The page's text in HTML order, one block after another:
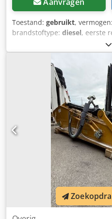
Toestand: gebruikt, vermogen:
brandstoftype: diesel, eerste
, bedrijfsturen:
met draaikop EGSON – motor
voor extra functies –
steunpoten – totaal gewicht
= Bouwjaar: 2018 Aandrijving:
Dsdsy D Uz Depfx Aptjck CE-
met Miguel Cubas voor meer
Bedrijfsinformatie = Wij zijn
en Brussel, langs de A12-
haven van Antwerpen.
en met vrijdag continu van